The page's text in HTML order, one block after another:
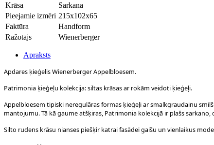
Krāsa
Sarkana
Pieejamie izmēri 215x102x65
Faktūra
Handform
Ražotājs
Wienerberger
Apraksts
Apdares ķieģelis Wienerberger Appelbloesem.
Patrimonia ķieģeļu kolekcija: siltas krāsas ar rokām veidoti ķieģeļi.
Appelbloesem tipiski neregulāras formas ķieģeļi ar smalkgraudainu
mantojumu. Tā kā gaume atšķiras, Patrimonia kolekcijā ir plašs
Silto rudens krāsu nianses piešķir katrai fasādei gaišu un vienlaikus